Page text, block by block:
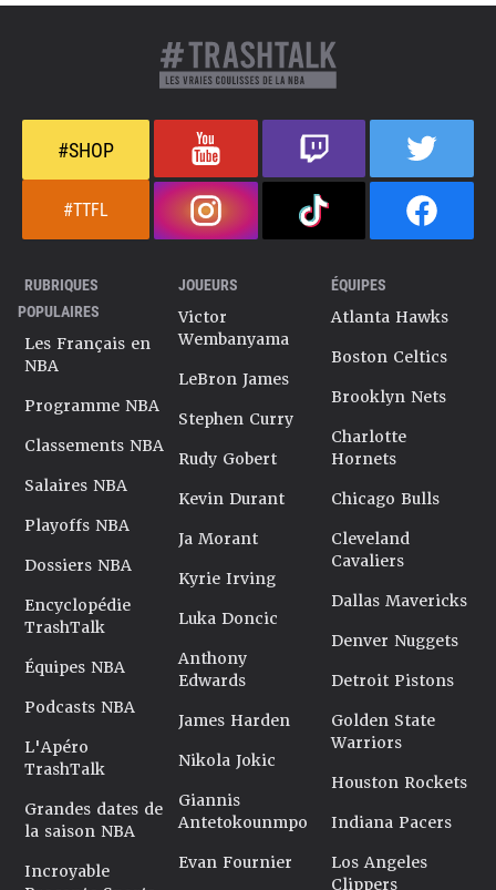
S’il n’est plus le joueur capable d’être le lieutenant d’un
franchise player en NBA, C.J. McCollum a encore du
basket à offrir et de l’expérience à partager auprès de ses
Hawks, la présence d’un vétéran comme C.J. McCollum
pour encadrer les jeunes est importante, en plus d’offrir
une flexibilité salariale à la franchise. La dernière
mission de C.J. McCollum avant de ranger les baskets et
se consacrer à une carrière dans les médias ?
#SHOP
#TTFL
RUBRIQUES
POPULAIRES
Les Français en
NBA
Programme NBA
Classements NBA
Salaires NBA
Playoffs NBA
Dossiers NBA
Encyclopédie
TrashTalk
Équipes NBA
Podcasts NBA
L'Apéro
TrashTalk
Grandes dates de
la saison NBA
Incroyable
JOUEURS
Victor
Wembanyama
LeBron James
Stephen Curry
Rudy Gobert
Kevin Durant
Ja Morant
Kyrie Irving
Luka Doncic
Anthony
Edwards
James Harden
Nikola Jokic
Giannis
Antetokounmpo
Evan Fournier
ÉQUIPES
Atlanta Hawks
Boston Celtics
Brooklyn Nets
Charlotte
Hornets
Chicago Bulls
Cleveland
Cavaliers
Dallas Mavericks
Denver Nuggets
Detroit Pistons
Golden State
Warriors
Houston Rockets
Indiana Pacers
Los Angeles
Clippers